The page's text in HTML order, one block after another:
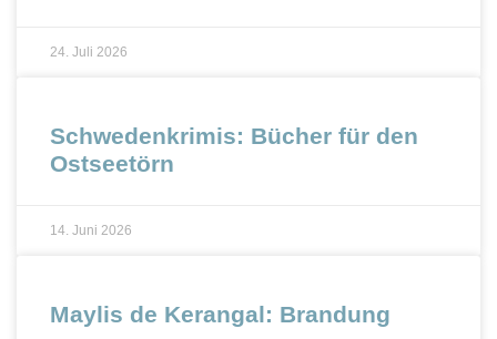
24. Juli 2026
Schwedenkrimis: Bücher für den
Ostseetörn
14. Juni 2026
Maylis de Kerangal: Brandung